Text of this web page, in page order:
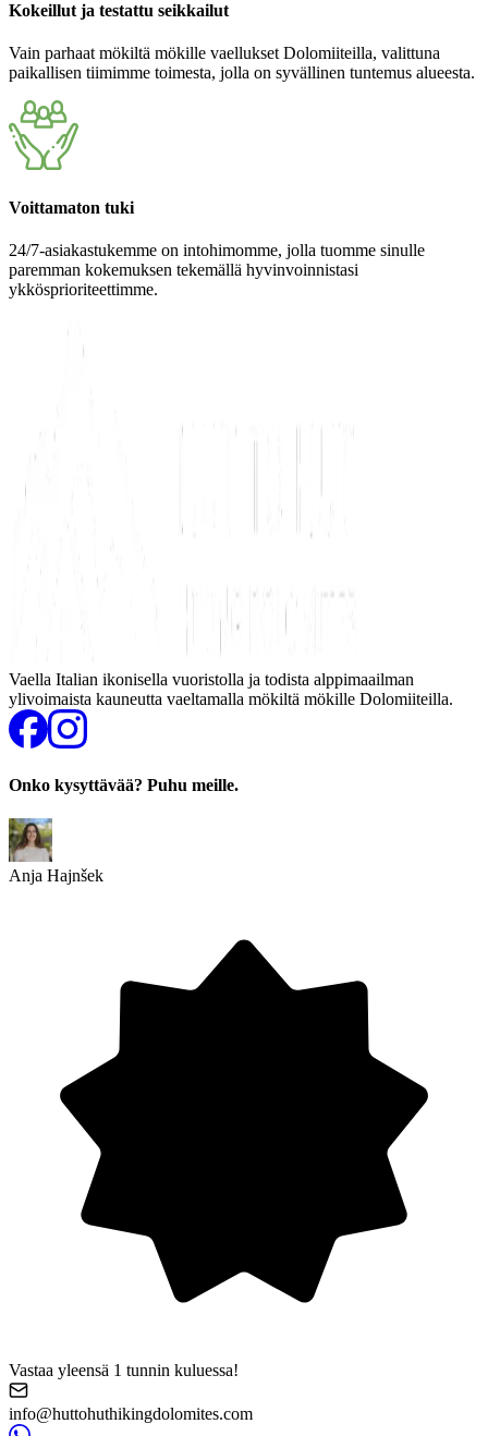
Kokeillut ja testattu seikkailut
Vain parhaat mökiltä mökille vaellukset Dolomiiteilla, valittuna
paikallisen tiimimme toimesta, jolla on syvällinen tuntemus alueesta.
Voittamaton tuki
24/7-asiakastukemme on intohimomme, jolla tuomme sinulle
paremman kokemuksen tekemällä hyvinvoinnistasi
ykkösprioriteettimme.
Vaella Italian ikonisella vuoristolla ja todista alppimaailman
ylivoimaista kauneutta vaeltamalla mökiltä mökille Dolomiiteilla.
Onko kysyttävää? Puhu meille.
Anja Hajnšek
Vastaa yleensä 1 tunnin kuluessa!
info@huttohuthikingdolomites.com